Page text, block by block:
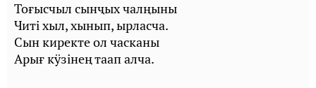
Тоғысчыл сынҷых чалңыны
Читі хыл, хынып, ырласча.
Сын киректе ол часканы
Арығ кӱзінең таап алча.